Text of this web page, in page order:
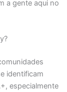
a gente aqui no
identificam
especialmente